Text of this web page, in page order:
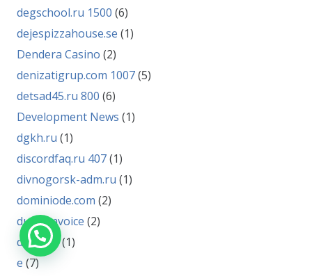
degschool.ru 1500 (6)
dejespizzahouse.se (1)
Dendera Casino (2)
denizatigrup.com 1007(5)
detsad45.ru 800 (6)
Development News (1)
dgkh.ru (1)
discordfaq.ru 407(1)
divnogorsk-adm.ru (1)
dominiode.com (2)
durhamvoice (2)
dvipp.ru(1)
e (7)